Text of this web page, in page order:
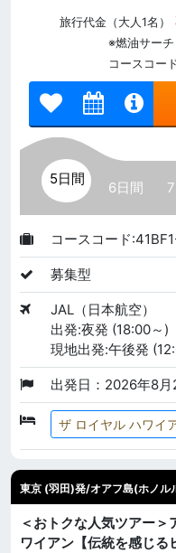
旅行代金（大人1名）
※燃油サー
コースコー
5日間
6日間
コースコード
募集型
JAL（日本航空）
出発:夜発 (18:00～)
現地出発:午後発
出発日：2026年8
ザ ロイヤル ハワイ
東京 (羽田)発/オアフ島(ホノル
＜おトクな人気ツアー
ワイアン【伝統を感じる